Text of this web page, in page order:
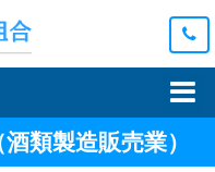
酒類製造販売業）